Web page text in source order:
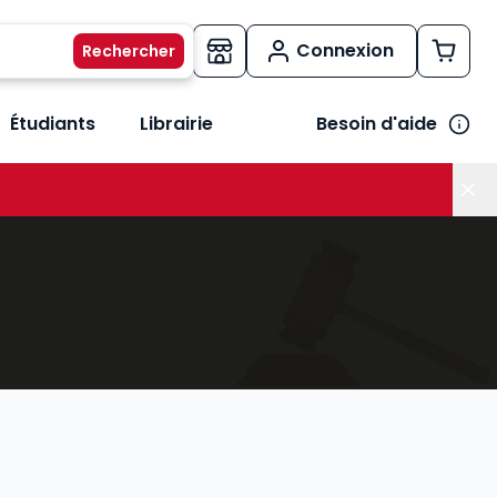
Connexion
métiers
le sous-menu Vos besoins
Étudiants Librairie Besoin d'aide